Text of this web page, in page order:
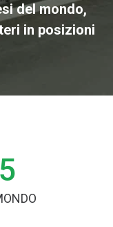
del mondo,
in posizioni